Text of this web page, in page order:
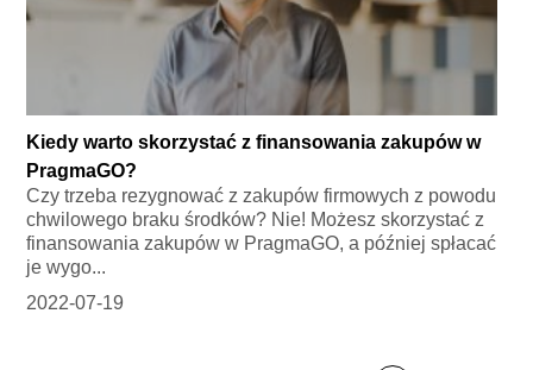
Kiedy warto skorzystać z finansowania zakupów w
PragmaGO?
Czy trzeba rezygnować z zakupów firmowych z powodu
chwilowego braku środków? Nie! Możesz skorzystać z
finansowania zakupów w PragmaGO, a później spłacać
je wygo...
2022-07-19